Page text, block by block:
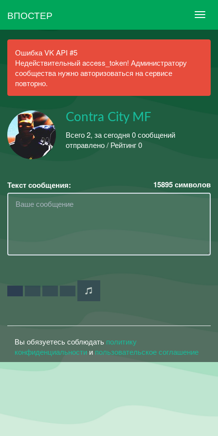
ВПОСТЕР
Ошибка VK API #5
Недействительный access_token! Администратору
сообщества нужно авторизоваться на сервисе
повторно.
Contra City MF
Всего 2, за сегодня 0 сообщений
отправлено / Рейтинг 0
Текст сообщения: 15895символов
Вы обязуетесь соблюдать политику
конфиденциальности и пользовательское соглашение